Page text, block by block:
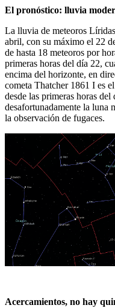
El pronóstico: lluvia
La lluvia de meteoros
abril, con su máximo el 22
de hasta 18 meteoros por
primeras horas del día 22,
encima del horizonte, en
cometa Thatcher 1861 I es
desde las primeras horas del
desafortunadamente la luna
la observación de fugaces.
Acercamientos, no hay